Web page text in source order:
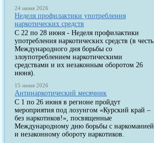
24 июня 2026
Неделя профилактики употребления
наркотических средств
С 22 по 28 июня - Неделя профилактики
употребления наркотических средств (в честь
Международного дня борьбы со
злоупотреблением наркотическими
средствами и их незаконным оборотом 26
июня).
15 июня 2026
Антинаркотический месячник
С 1 по 26 июня в регионе пройдут
мероприятия под лозунгом «Курский край –
без наркотиков!», посвященные
Международному дню борьбы с наркоманией
и незаконному обороту наркотиков.